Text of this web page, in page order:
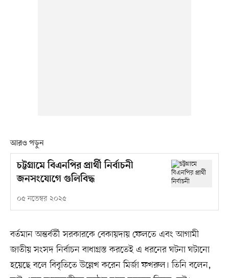
আরও পড়ুন
চট্টগ্রামে বিএনপির প্রার্থী নির্বাচনী
জনসংযোগে গুলিবিদ্ধ
০৫ নভেম্বর ২০২৫
বর্তমান অন্তর্বর্তী সরকারকে বেকায়দায় ফেলতে এবং আগামী
জাতীয় সংসদ নির্বাচন বাধাগ্রস্ত করতেই এ ধরনের ঘটনা ঘটানো
হয়েছে বলে বিবৃতিতে উল্লেখ করেন মির্জা ফখরুল। তিনি বলেন,